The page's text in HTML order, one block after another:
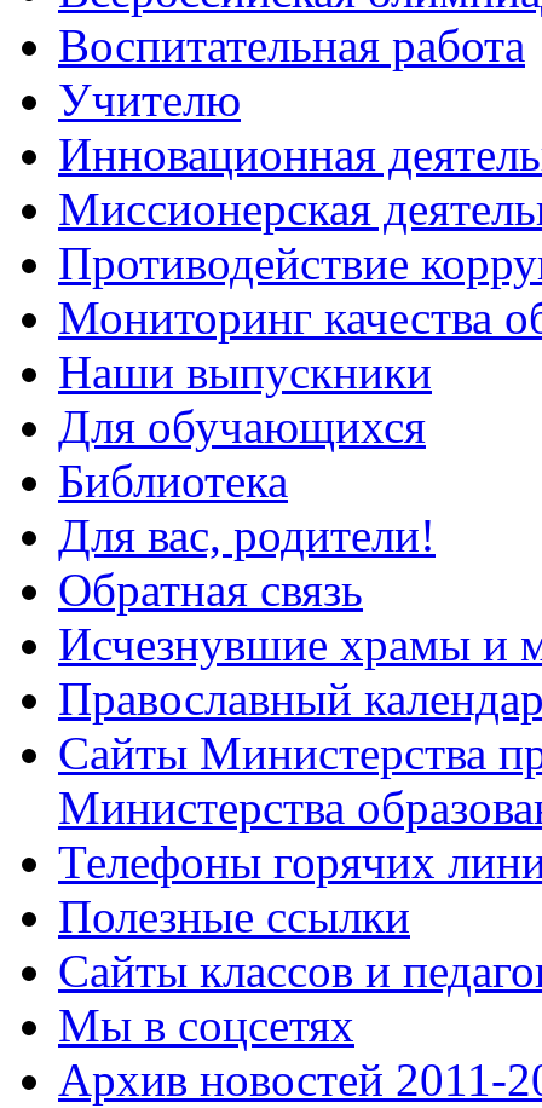
Воспитательная работа
Учителю
Инновационная
Миссионерская
Противодействие
Мониторинг качества
Наши выпускники
Для обучающихся
Библиотека
Для вас, родители!
Обратная связь
Исчезнувшие храмы и
Православный
Сайты Министерства
Министерства
Телефоны горячих
Полезные ссылки
Сайты классов и
Мы в соцсетях
Архив новостей 2011-